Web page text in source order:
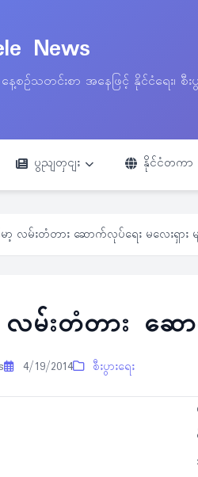
News
နေ့စဉ်သတင်းစာ အနေဖြင့် နိုင်ငံရေး
ပွညျတှငျး နိုင်ငံတကာ
မာ့ လမ်းတံတား ဆောက်လုပ်ရေး မလေးရှား
လမ်းတံတား ဆ
4/19/2014 စီးပွားရေး